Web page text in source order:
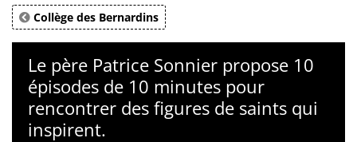
Collège des Bernardins
Le père Patrice Sonnier propose 10
épisodes de 10 minutes pour
rencontrer des figures de saints qui
inspirent.